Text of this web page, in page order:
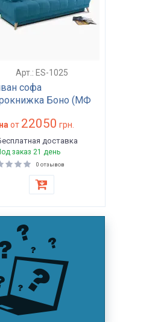
Арт.: ES-1025
софа
Боно (МФ
от 22050 грн.
доставка
заказ 21 день
0 отзывов